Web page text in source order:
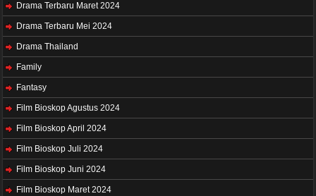
Drama Terbaru Maret 2024
Drama Terbaru Mei 2024
Drama Thailand
Family
Fantasy
Film Bioskop Agustus 2024
Film Bioskop April 2024
Film Bioskop Juli 2024
Film Bioskop Juni 2024
Film Bioskop Maret 2024